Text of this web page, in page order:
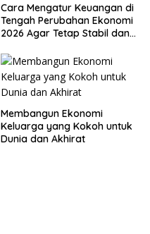
Cara Mengatur Keuangan di
Tengah Perubahan Ekonomi
2026 Agar Tetap Stabil dan
Membangun Ekonomi
Keluarga yang Kokoh untuk
Dunia dan Akhirat